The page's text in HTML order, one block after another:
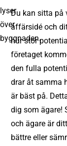
Du kan sitta på
affärsidé och
hur stor
företaget
den fulla
drar åt samma
är bäst på.
dig som ägare!
och ägare är
bättre eller